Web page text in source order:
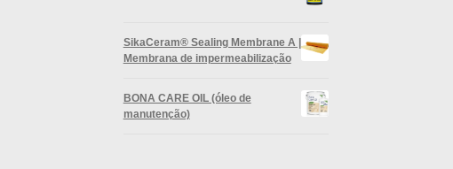
SikaCeram® Sealing Membrane A |
Membrana de impermeabilização
BONA CARE OIL (óleo de
manutenção)